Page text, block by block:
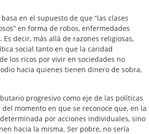
en el supuesto de que “las clases
en forma de robos, enfermedades
decir, más allá de razones religiosas,
social tanto en que la caridad
los ricos por vivir en sociedades no
hacia quienes tienen dinero de sobra,
progresivo como eje de las políticas
momento en que se reconoce que, en la
por acciones individuales, sino
hacia la misma. Ser pobre, no sería